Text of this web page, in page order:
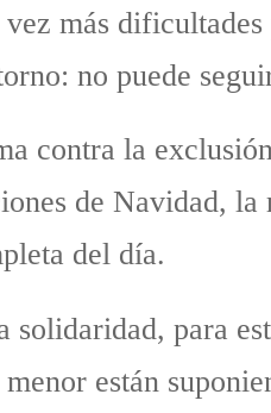
más
no puede
contra la
de Navidad,
del día.
solidaridad, para
están